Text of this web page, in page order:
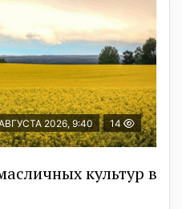
2026, 9:40 14
культур в